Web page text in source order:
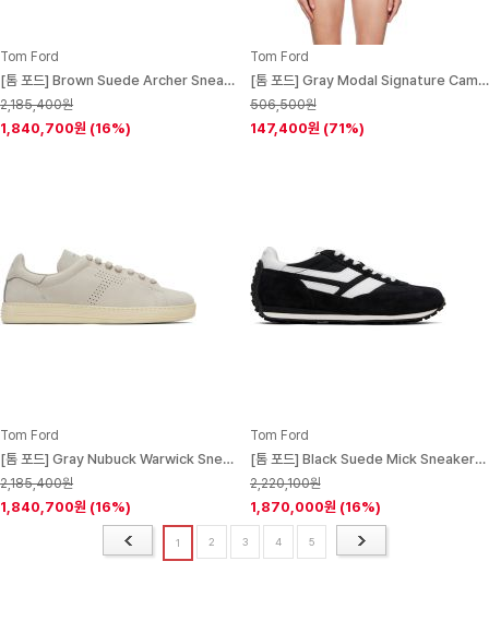
Tom Ford
[톰 포드] Brown Suede Archer Sneakers 252076M237019
2,185,400원
1,840,700원 (16%)
Tom Ford
[톰 포드] Gray Modal Signature Camisole 242076F111005
506,500원
147,400원 (71%)
Tom Ford
[톰 포드] Gray Nubuck Warwick Sneakers 252076M237010
2,185,400원
1,840,700원 (16%)
Tom Ford
[톰 포드] Black Suede Mick Sneakers 252076M237007
2,220,100원
1,870,000원 (16%)
1 2 3 4 5